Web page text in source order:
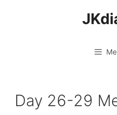
Day 26-29